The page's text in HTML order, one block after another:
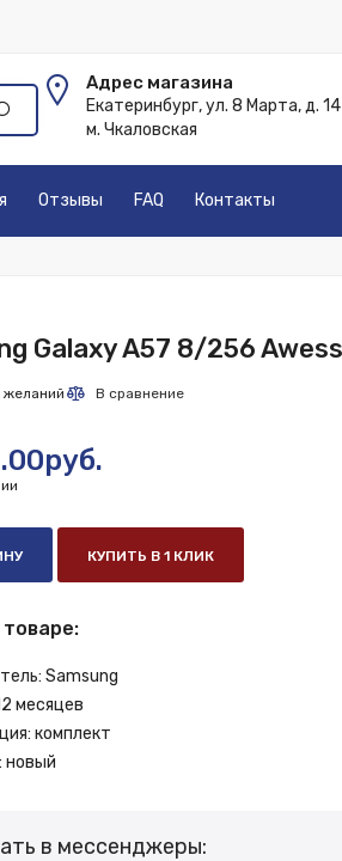
Адрес магазина
Екатеринбург, ул. 8 Марта, д.
м. Чкаловская
Отзывы FAQ Контакты
Galaxy A57 8/256
КУПИТЬ В 1 КЛИК
Samsung
месяцев
комплект
новый
в мессенджеры: